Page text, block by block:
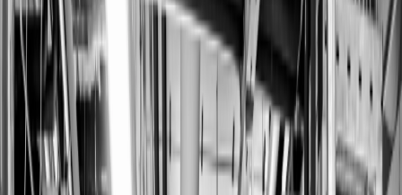
AGENTUR
UNSERE LÖSUNGEN
ASSISTANTOS NEU
USE CASES